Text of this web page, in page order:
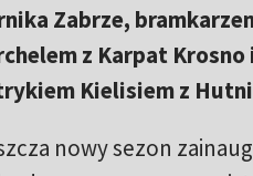
Zabrze,
z Karpat
Kielisiem z
nowy sezon